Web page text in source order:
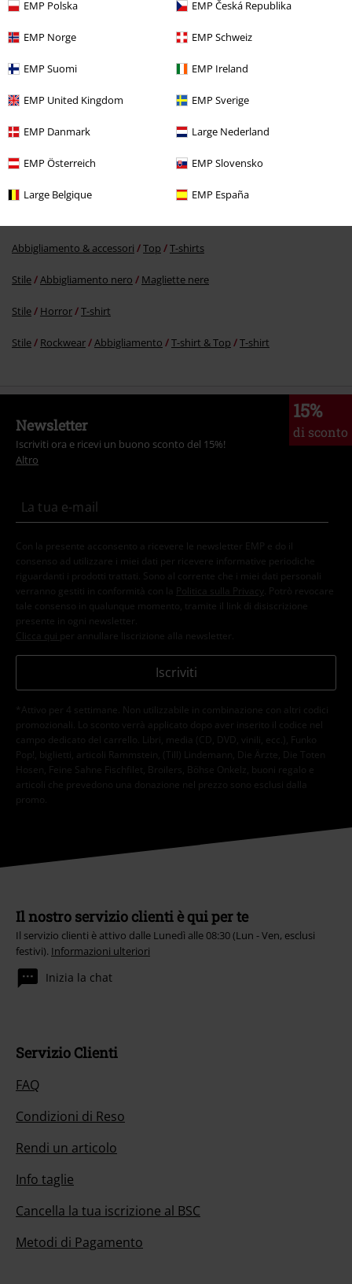
EMP Polska EMP Česká Republika
EMP Norge EMP Schweiz
EMP Suomi EMP Ireland
EMP United Kingdom EMP Sverige
EMP Danmark Large Nederland
EMP Österreich EMP Slovensko
Large Belgique EMP España
Da19,99 €
Altre Categorie. Altre Scelte.
Abbigliamento & accessori Top T-shirts
Stile Abbigliamento nero Magliette nere
Stile Horror T-shirt
Stile Rockwear Abbigliamento T-shirt & Top T-shirt
15%
di sconto
Newsletter
Iscriviti ora e ricevi un buono sconto del 15%!
Altro
Con la presente acconsento a ricevere le newsletter EMP e do il
consenso ad utilizzare i miei dati per ricevere informative periodiche
riguardanti i prodotti trattati. Sono al corrente che i miei dati personali
verranno gestiti in conformità con la
Politica sulla Privacy
. Potrò revocare
tale consenso in qualunque momento, tramite il link di disiscrizione
presente in ogni newsletter.
Clicca qui per annullare liscrizione alla newsletter.
Iscriviti
*Attivo per 4 settimane. Non utilizzabile in combinazione con altri codici
promozionali. Lo sconto verrà applicato dopo aver inserito il codice nel
campo dedicato del carrello. Libri, media (CD, DVD, vinili, ecc.), Funko
Pop!, biglietti, articoli Rammstein, (Till) Lindemann, Die Ärzte, Die Toten
Hosen, Feine Sahne Fischfilet, Broilers, Böhse Onkelz, buoni regalo e
articoli che prevedono una donazione nel prezzo sono esclusi dalla
promo.
Il nostro servizio clienti è qui per te
Il servizio clienti è attivo dalle Lunedì alle 08:30 (Lun - Ven, esclusi
festivi). Informazioni ulteriori
Inizia la chat
Servizio Clienti
FAQ
Condizioni di Reso
Rendi un articolo
Info taglie
Cancella la tua iscrizione al BSC
Metodi di Pagamento